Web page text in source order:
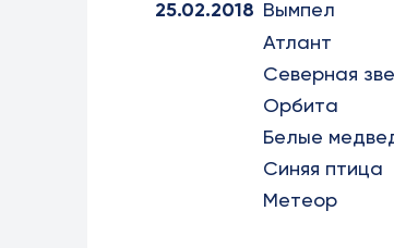
25.02.2018 Вымпел
Атлант
Северная
Орбита
Белые
Синяя птица
Метеор